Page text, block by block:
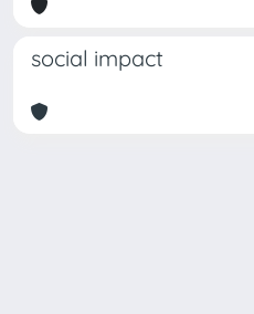
social impact